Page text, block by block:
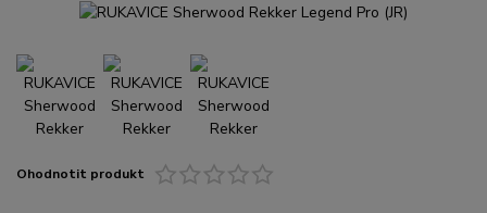
Ohodnotit produkt